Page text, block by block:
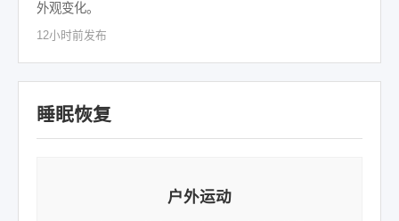
外观变化。
12小时前发布
睡眠恢复
户外运动